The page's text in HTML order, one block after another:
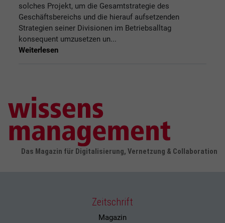
solches Projekt, um die Gesamtstrategie des
Geschäftsbereichs und die hierauf aufsetzenden
Strategien seiner Divisionen im Betriebsalltag
konsequent umzusetzen un...
Weiterlesen
Das Magazin für Digitalisierung, Vernetzung & Collaboration
Zeitschrift
Magazin